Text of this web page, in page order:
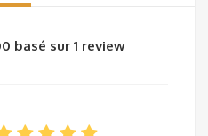
basé sur 1 review